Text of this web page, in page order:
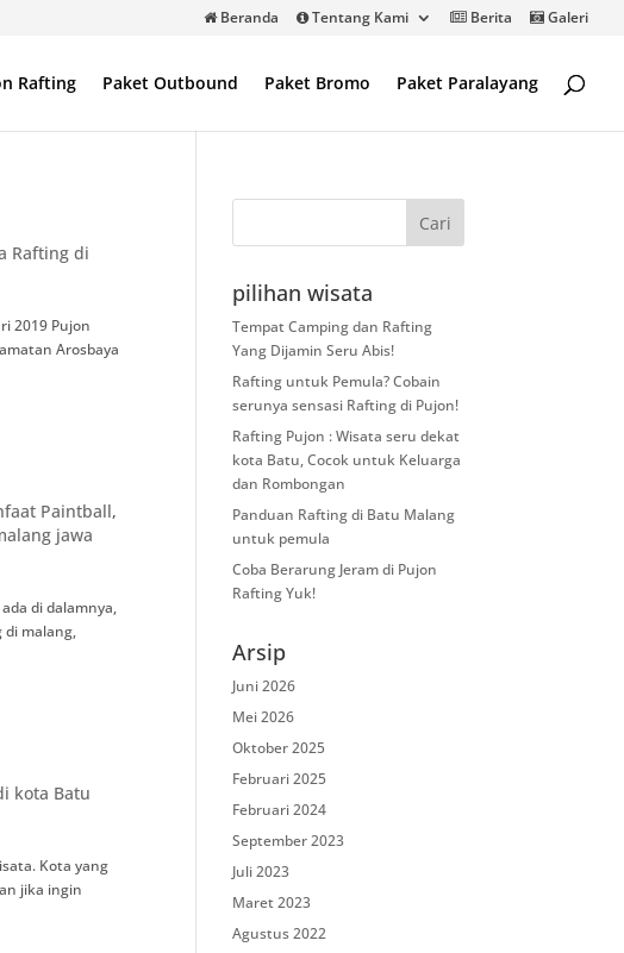
Beranda Tentang Kami Berita Galeri
Rafting Paket Outbound Paket Bromo Paket Paralayang
Rafting di
2019 Pujon
Arosbaya
Paintball,
jawa
di dalamnya,
di malang,
kota Batu
Kota yang
jika ingin
pilihan wisata
Tempat Camping dan Rafting
Yang Dijamin Seru Abis!
Rafting untuk Pemula? Cobain
serunya sensasi Rafting di Pujon!
Rafting Pujon : Wisata seru dekat
kota Batu, Cocok untuk Keluarga
dan Rombongan
Panduan Rafting di Batu Malang
untuk pemula
Coba Berarung Jeram di Pujon
Rafting Yuk!
Arsip
Juni 2026
Mei 2026
Oktober 2025
Februari 2025
Februari 2024
September 2023
Juli 2023
Maret 2023
Agustus 2022